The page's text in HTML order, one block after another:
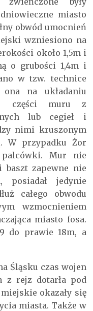
miasto
obwód umocnień
wzniesiono na
około 1,5m i
o grubości 1,4m i
w tzw. technice
ona na układaniu
części muru z
lub cegieł i
nimi kruszonym
W przypadku Żor
Mur nie
baszt zapewne nie
posiadał jedynie
całego obwodu
wzmocnieniem
miasto fosa.
do prawie 18m, a
Śląsku czas wojen
z rejz dotarła pod
okazały się
miasta. Także w